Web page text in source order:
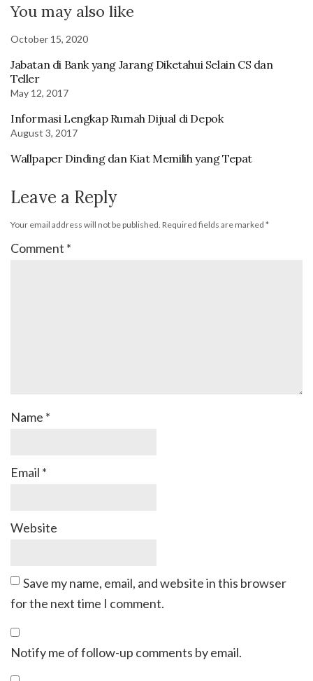
You may also like
October 15, 2020
Jabatan di Bank yang Jarang Diketahui Selain CS dan
Teller
May 12, 2017
Informasi Lengkap Rumah Dijual di Depok
August 3, 2017
Wallpaper Dinding dan Kiat Memilih yang Tepat
Leave a Reply
Your email address will not be published. Required fields are marked *
Comment *
Name *
Email *
Website
Save my name, email, and website in this browser
for the next time I comment.
Notify me of follow-up comments by email.